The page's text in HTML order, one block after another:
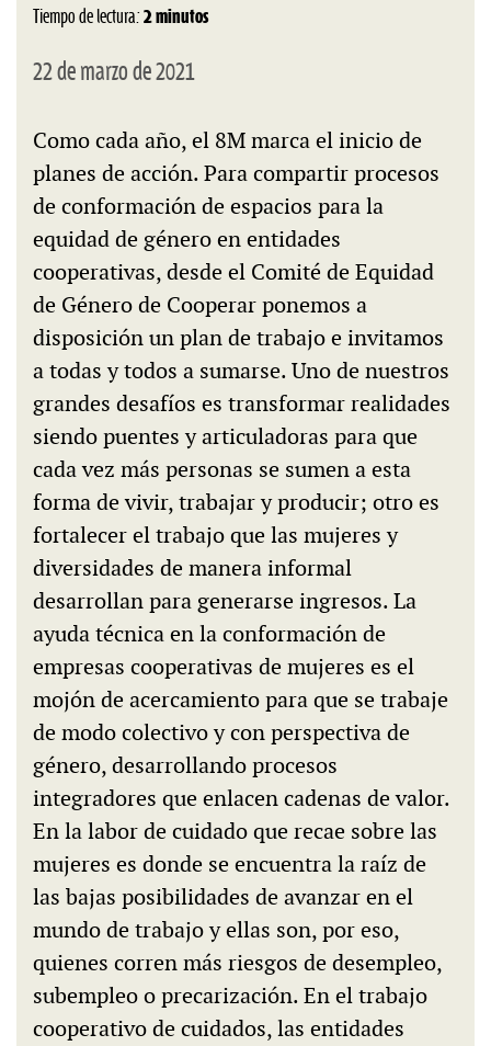
Tiempo de lectura: 2 minutos
22 de marzo de 2021
Como cada año, el 8M marca el inicio de
planes de acción. Para compartir procesos
de conformación de espacios para la
equidad de género en entidades
cooperativas, desde el Comité de Equidad
de Género de Cooperar ponemos a
disposición un plan de trabajo e invitamos
a todas y todos a sumarse. Uno de nuestros
grandes desafíos es transformar realidades
siendo puentes y articuladoras para que
cada vez más personas se sumen a esta
forma de vivir, trabajar y producir; otro es
fortalecer el trabajo que las mujeres y
diversidades de manera informal
desarrollan para generarse ingresos. La
ayuda técnica en la conformación de
empresas cooperativas de mujeres es el
mojón de acercamiento para que se trabaje
de modo colectivo y con perspectiva de
género, desarrollando procesos
integradores que enlacen cadenas de valor.
En la labor de cuidado que recae sobre las
mujeres es donde se encuentra la raíz de
las bajas posibilidades de avanzar en el
mundo de trabajo y ellas son, por eso,
quienes corren más riesgos de desempleo,
subempleo o precarización. En el trabajo
cooperativo de cuidados, las entidades